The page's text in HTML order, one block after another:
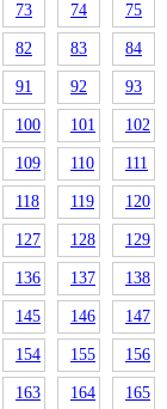
73 74 75
82 83 84
91 92 93
100 101 102
109 110 111
118 119 120
127 128 129
136 137 138
145 146 147
154 155 156
163 164 165